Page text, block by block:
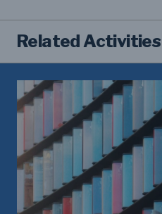
Related Activities